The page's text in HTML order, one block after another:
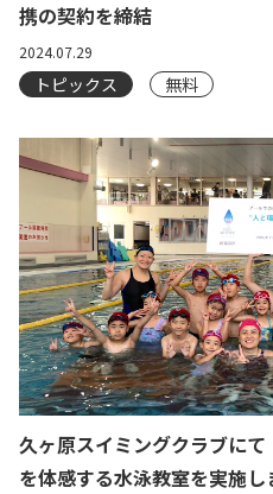
携の契約を締結
2024.07.29
トピックス 無料
久ヶ原スイミングクラブにて
を体感する水泳教室を実施し